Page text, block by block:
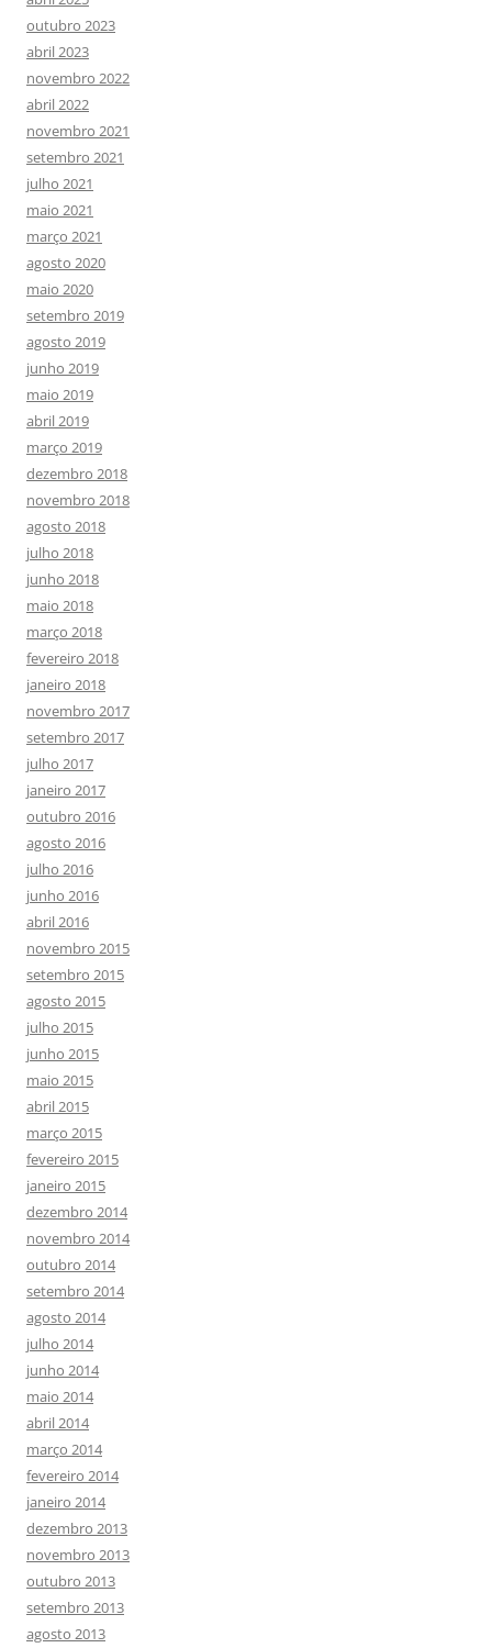
outubro 2023
abril 2023
novembro 2022
abril 2022
novembro 2021
setembro 2021
julho 2021
maio 2021
março 2021
agosto 2020
maio 2020
setembro 2019
agosto 2019
junho 2019
maio 2019
abril 2019
março 2019
dezembro 2018
novembro 2018
agosto 2018
julho 2018
junho 2018
maio 2018
março 2018
fevereiro 2018
janeiro 2018
novembro 2017
setembro 2017
julho 2017
janeiro 2017
outubro 2016
agosto 2016
julho 2016
junho 2016
abril 2016
novembro 2015
setembro 2015
agosto 2015
julho 2015
junho 2015
maio 2015
abril 2015
março 2015
fevereiro 2015
janeiro 2015
dezembro 2014
novembro 2014
outubro 2014
setembro 2014
agosto 2014
julho 2014
junho 2014
maio 2014
abril 2014
março 2014
fevereiro 2014
janeiro 2014
dezembro 2013
novembro 2013
outubro 2013
setembro 2013
agosto 2013